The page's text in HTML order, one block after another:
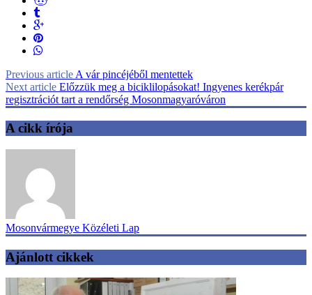
Previous article A vár pincéjéből mentettek
Next article Előzzük meg a biciklilopásokat! Ingyenes kerékpár
regisztrációt tart a rendőrség Mosonmagyaróváron
A cikk írója
Mosonvármegye Közéleti Lap
Ajánlott cikkek